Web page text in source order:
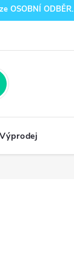
OSOBNÍ ODBĚR.
Výprodej